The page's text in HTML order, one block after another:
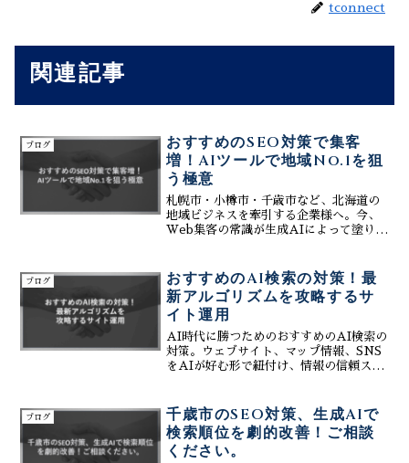
tconnect
関連記事
ブログ
おすすめのSEO対策で集客
増！AIツールで地域No.1を狙
う極意
札幌市・小樽市・千歳市など、北海道の
地域ビジネスを牽引する企業様へ。今、
Web集客の常識が生成AIによって塗り替
足りないといった課題を、株式会社ティ
ーコネクトのAIツールが解決。おすすめ
のSEO対策を軸に、Googleマップ
（MEO）や最新のAI検索（GEO）まで
網羅し、地域No.1のの2ページ目以降に
追いやられてしまうケースが少なくあり
ません。
ブログ
おすすめのAI検索の対策！最
新アルゴリズムを攻略するサ
イト運用
AI時代に勝つためのおすすめのAI検索の
対策。ウェブサイト、マップ情報、SNS
をAIが好む形で紐付け、情報の信頼スコ
築し、ビジネスを成功へ導く最新の運用
手法を徹底解説。
ブログ
千歳市のSEO対策、生成AIで
検索順位を劇的改善！ご相談
ください。